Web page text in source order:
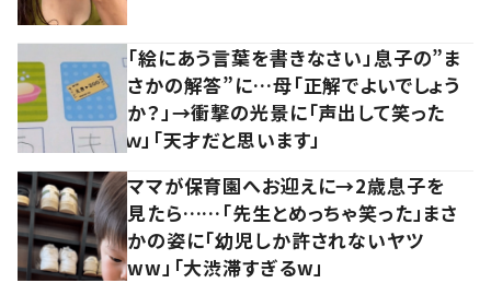
「絵にあう言葉を書きなさい」息子の”ま
さかの解答”に…母「正解でよいでしょう
か？」→衝撃の光景に「声出して笑った
ｗ」「天才だと思います」
ママが保育園へお迎えに→2歳息子を
見たら……「先生とめっちゃ笑った」まさ
かの姿に「幼児しか許されないヤツ
ww」「大渋滞すぎるw」